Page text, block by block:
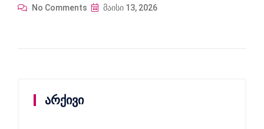
No Comments მაისი 13, 2026
არქივი